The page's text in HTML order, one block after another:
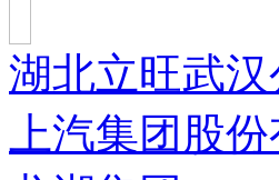
湖北立旺武汉
上汽集团股